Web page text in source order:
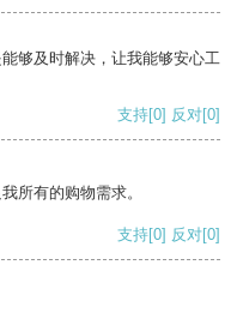
够及时解决，让我能够安心工
支持[0] 反对[0]
所有的购物需求。
支持[0] 反对[0]